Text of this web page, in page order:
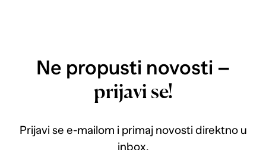
Ne propusti novosti –
prijavi se!
Prijavi se e-mailom i primaj novosti direktno u
inbox.